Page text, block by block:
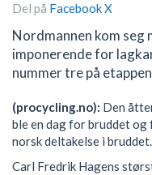
Del på FacebookX
Nordmannen kom seg
imponerende for
nummer tre på
(procycling.no): Den
ble en dag for bruddet
norsk deltakelse i bruddet.
Carl Fredrik Hagens